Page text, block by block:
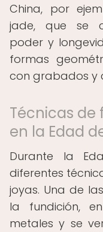
China, por
jade, que se
poder y
formas
con grabados y
Técnicas de
en la Edad
Durante la
diferentes
joyas. Una de
la fundición,
metales y se